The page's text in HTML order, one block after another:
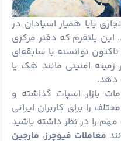
پایا همیار اسپادان در
کرد. این پلتفرم که دفتر مرکزی
توانسته با سابقه‌ای
امنیتی مانند هک یا
دهد.
بازار اسپات گذاشته و
بیش از 250 رمزارز مختلف را برای کاربران ایرانی
را در نظر داشته باشید
معاملات فیوچرز، مارجین